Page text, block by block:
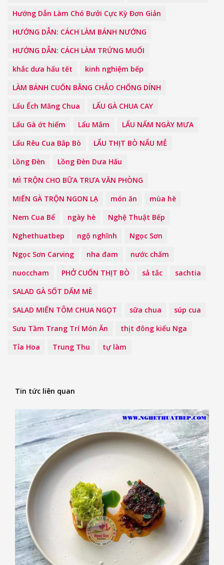
Hướng Dẫn Làm Chó Bưởi Cực Kỳ Đơn Giản
HƯỚNG DẪN: CÁCH LÀM BÁNH NƯỚNG
HƯỚNG DẪN: CÁCH LÀM TRỨNG MUỐI
khắc dưa hấu tết
kinh nghiệm bếp
LÀM BÁNH CUỐN BẰNG CHẢO CHỐNG DÍNH
Lẩu Ếch Măng Chua
LẨU GÀ CHUA CAY
Lẩu Gà ớt hiểm
Lẩu Mắm
LẨU NẤM NGÀY MƯA
Lẩu Rêu Cua Bắp Bò
LẨU THỊT BÒ NẤU MẺ
Lồng Đèn
Lồng Đèn Dưa Hấu
MÌ TRỘN CHO BỮA TRƯA VĂN PHÒNG
MIẾN GÀ TRỘN NGON LẠ
món ăn
mùa hè
Nem Cua Bể
ngày hè
Nghệ Thuật Bếp
Nghethuatbep
ngộ nghĩnh
Ngọc Sơn
Ngọc Sơn Carving
nha đam
nước chấm
nuoccham
PHỞ CUỐN THỊT BÒ sả tắc
sachtia
SALAD GÀ SỐT DẤM MÈ
SALAD MIẾN TÔM CHUA NGỌT
sữa chua
súp cua
Sưu Tầm Trang Trí Món Ăn
thịt đông kiểu Nga
Tỉa Hoa
Trung Thu tự làm
Tin tức liên quan